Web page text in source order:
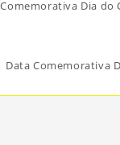
Dia do
Data Comemorativa